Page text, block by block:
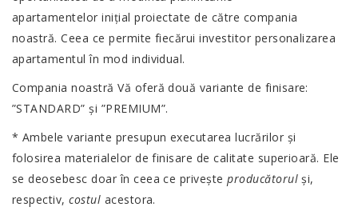
apartamentelor inițial proiectate de către compania
noastră. Ceea ce permite fiecărui investitor personalizarea
apartamentul în mod individual.
Compania noastră Vă oferă două variante de finisare:
”STANDARD” și ”PREMIUM”.
* Ambele variante presupun executarea lucrărilor și
folosirea materialelor de finisare de calitate superioară. Ele
se deosebesc doar în ceea ce priveşteproducătorul și,
respectiv,costul acestora.